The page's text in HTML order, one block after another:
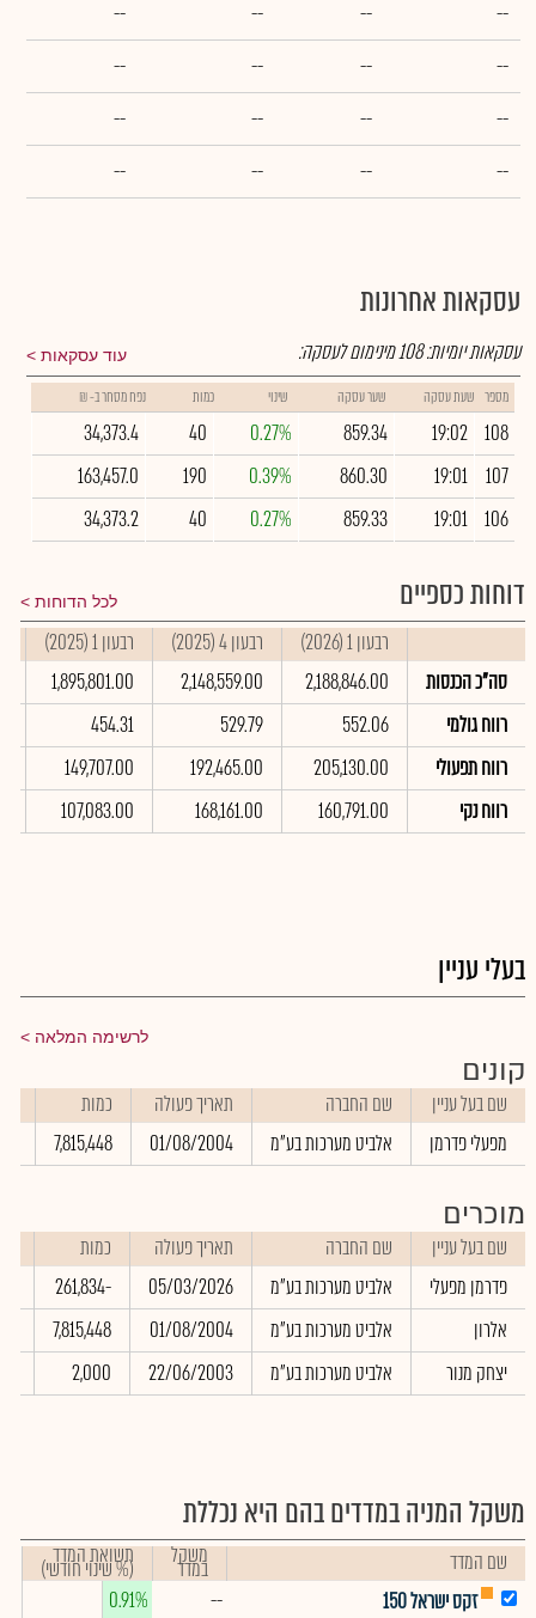
--
--
--
--
--
--
--
--
--
--
--
--
--
--
--
--
עסקאות אחרונות
עוד עסקאות עסקאות יומיות:108מינימום לעסקה:
מספר שעת עסקה שער עסקה שינוי כמות נפח מסחר ב- ₪
108
19:02
859.34
0.27%
40
34,373.4
107
19:01
860.30
0.39%
190
163,457.0
106
19:01
859.33
0.27%
40
34,373.2
דוחות כספיים לכל הדוחות
רבעון 1 (2026) רבעון 4 (2025) רבעון 1 (2025)
סה"כ הכנסות
2,188,846.00
2,148,559.00
1,895,801.00
רווח גולמי
552.06
529.79
454.31
רווח תפעולי
205,130.00
192,465.00
149,707.00
רווח נקי
160,791.00
168,161.00
107,083.00
בעלי עניין
לרשימה המלאה
קונים
שם בעל עניין שם החברה תאריך פעולה כמות
מפעלי פדרמן
אלביט מערכות בע"מ 01/08/2004
7,815,448
מוכרים
שם בעל עניין שם החברה תאריך פעולה כמות
פדרמן מפעלי
אלביט מערכות בע"מ 05/03/2026
-261,834
אלרון
אלביט מערכות בע"מ 01/08/2004
7,815,448
יצחק מנור
אלביט מערכות בע"מ 22/06/2003
2,000
משקל המניה במדדים בהם היא נכללת
שם המדד משקל
במדד תשואת המדד
(% שינוי חודשי)
זקס ישראל 150
--
0.91%